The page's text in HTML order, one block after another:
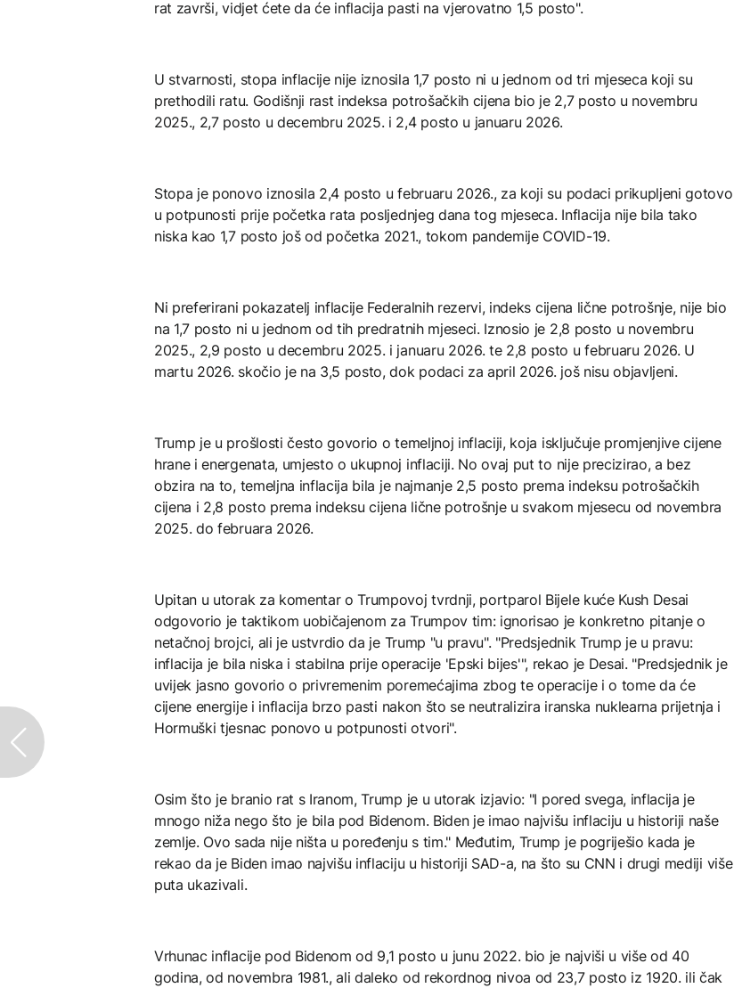
rat završi, vidjet ćete da će inflacija pasti na vjerovatno 1,5 posto".
U stvarnosti, stopa inflacije nije iznosila 1,7 posto ni u jednom od tri mjeseca koji su
prethodili ratu. Godišnji rast indeksa potrošačkih cijena bio je 2,7 posto u novembru
2025., 2,7 posto u decembru 2025. i 2,4 posto u januaru 2026.
Stopa je ponovo iznosila 2,4 posto u februaru 2026., za koji su podaci prikupljeni gotovo
u potpunosti prije početka rata posljednjeg dana tog mjeseca. Inflacija nije bila tako
niska kao 1,7 posto još od početka 2021., tokom pandemije COVID-19.
Ni preferirani pokazatelj inflacije Federalnih rezervi, indeks cijena lične potrošnje, nije bio
na 1,7 posto ni u jednom od tih predratnih mjeseci. Iznosio je 2,8 posto u novembru
2025., 2,9 posto u decembru 2025. i januaru 2026. te 2,8 posto u februaru 2026. U
martu 2026. skočio je na 3,5 posto, dok podaci za april 2026. još nisu objavljeni.
Trump je u prošlosti često govorio o temeljnoj inflaciji, koja isključuje promjenjive cijene
hrane i energenata, umjesto o ukupnoj inflaciji. No ovaj put to nije precizirao, a bez
obzira na to, temeljna inflacija bila je najmanje 2,5 posto prema indeksu potrošačkih
cijena i 2,8 posto prema indeksu cijena lične potrošnje u svakom mjesecu od novembra
2025. do februara 2026.
Upitan u utorak za komentar o Trumpovoj tvrdnji, portparol Bijele kuće Kush Desai
odgovorio je taktikom uobičajenom za Trumpov tim: ignorisao je konkretno pitanje o
netačnoj brojci, ali je ustvrdio da je Trump "u pravu". "Predsjednik Trump je u pravu:
inflacija je bila niska i stabilna prije operacije 'Epski bijes'", rekao je Desai. "Predsjednik je
uvijek jasno govorio o privremenim poremećajima zbog te operacije i o tome da će
cijene energije i inflacija brzo pasti nakon što se neutralizira iranska nuklearna prijetnja i
Hormuški tjesnac ponovo u potpunosti otvori".
Osim što je branio rat s Iranom, Trump je u utorak izjavio: "I pored svega, inflacija je
mnogo niža nego što je bila pod Bidenom. Biden je imao najvišu inflaciju u historiji naše
zemlje. Ovo sada nije ništa u poređenju s tim." Međutim, Trump je pogriješio kada je
rekao da je Biden imao najvišu inflaciju u historiji SAD-a, na što su CNN i drugi mediji više
puta ukazivali.
Vrhunac inflacije pod Bidenom od 9,1 posto u junu 2022. bio je najviši u više od 40
godina, od novembra 1981., ali daleko od rekordnog nivoa od 23,7 posto iz 1920. ili čak